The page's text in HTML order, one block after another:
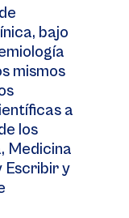
bajo
mismos
a
los
Medicina
Escribir y